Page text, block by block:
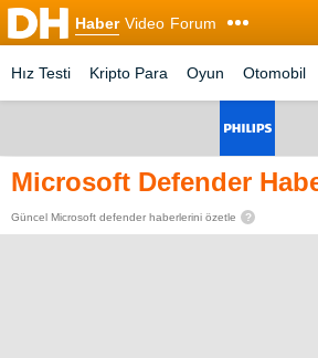
Haber Video Forum
Hız Testi Kripto Para Oyun Otomobil
Microsoft Defender
Güncel Microsoft defender haberlerini özetle ?